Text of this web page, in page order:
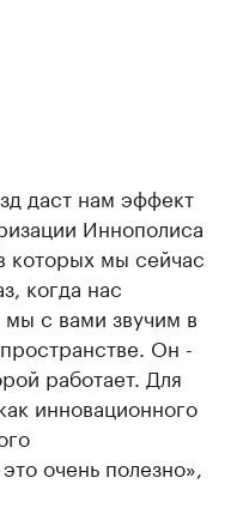
даст нам эффект
Иннополиса
которых мы сейчас
когда нас
с вами звучим в
Он -
работает. Для
инновационного
очень полезно»,